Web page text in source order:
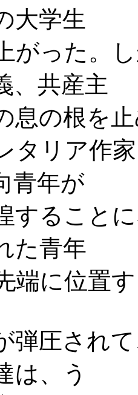
大学生
がった。
、共産主
息の根を
リア作家
青年が
すること
た青年
端に位置
圧されて
は、う